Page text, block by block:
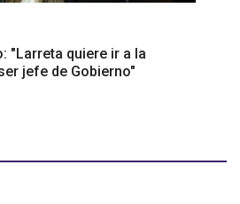
"Larreta quiere ir a la
jefe de Gobierno"